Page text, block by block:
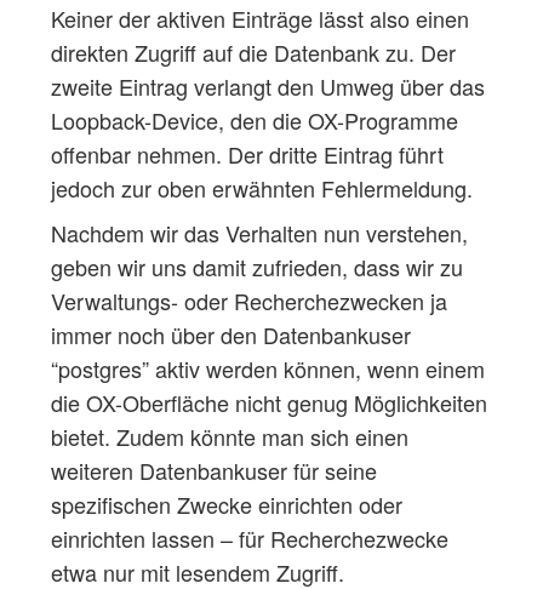
Keiner der aktiven Einträge lässt also einen
direkten Zugriff auf die Datenbank zu. Der
zweite Eintrag verlangt den Umweg über das
Loopback-Device, den die OX-Programme
offenbar nehmen. Der dritte Eintrag führt
jedoch zur oben erwähnten Fehlermeldung.
Nachdem wir das Verhalten nun verstehen,
geben wir uns damit zufrieden, dass wir zu
Verwaltungs- oder Recherchezwecken ja
immer noch über den Datenbankuser
“postgres” aktiv werden können, wenn einem
die OX-Oberfläche nicht genug Möglichkeiten
bietet. Zudem könnte man sich einen
weiteren Datenbankuser für seine
spezifischen Zwecke einrichten oder
einrichten lassen – für Recherchezwecke
etwa nur mit lesendem Zugriff.